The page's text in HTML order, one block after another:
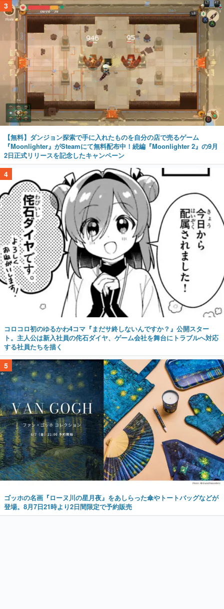
3
【無料】ダンジョン探索で手に入れたものを自分の店で売るゲーム
『Moonlighter』がSteamにて無料配布中！続編『Moonlighter 2』の9月
2日正式リリースを記念したキャンペーン
4
コロコロ初のゆるかわ4コマ『まだサ終しないんですか？』公開スター
ト。主人公は新入社員の侘石ダイヤ、ゲーム会社を舞台にトラブルへ対応
する社員たちを描く
5
ゴッホの名画『ローヌ川の星月夜』をあしらった傘やトートバッグなどが
登場。8月7日21時より2日間限定で予約販売